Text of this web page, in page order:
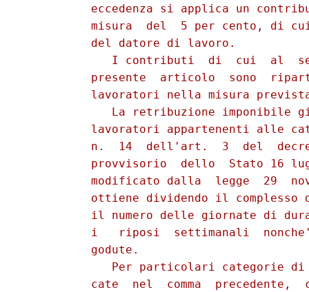
eccedenza si applica un
misura  del  5 per cento, di
          del datore di lavoro.
I contributi  di  cui  al
presente  articolo  sono
lavoratori nella misura
La retribuzione imponibile
lavoratori appartenenti alle
n.  14  dell'art.  3  del
provvisorio  dello  Stato 16
modificato dalla  legge  29
ottiene dividendo il complesso
il numero delle giornate di
i   riposi  settimanali
          godute.
Per particolari categorie
cate  nel  comma  precedente,